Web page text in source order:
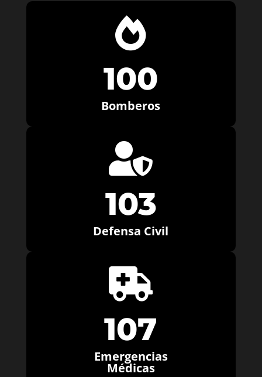

100
Bomberos

103
Defensa Civil

107
Emergencias
Médicas